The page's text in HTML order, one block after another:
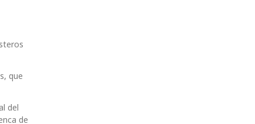
que
del
de